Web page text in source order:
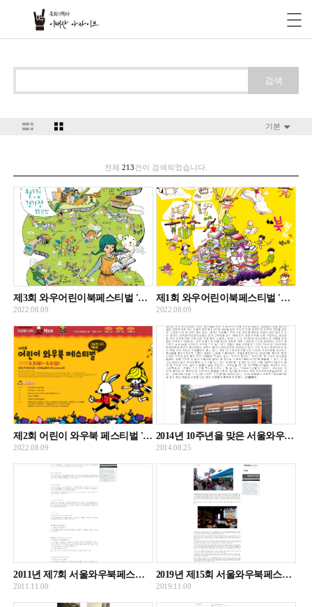
검색
기본
전체 213건이 검색되었습니다.
제3회 와우어린이북페스티벌 '책 한 그릇 뚝딱' 홍보 포스터
2022.08.09
제1회 와우어린이북페스티벌 '북적북적 책 나라' 홍보 포스터
2022.08.09
제2회 어린이 와우북 페스티벌 '이상한 나라 책탐험' 홍보 포스터
2022.08.09
2014년 10주년을 맞은 서울와우북페스티벌 관련 글
2014.08.25
2011년 제7회 서울와우북페스티벌 성료의 내용을 담은 글
2011.11.00
2019년 제15회 서울와우북페스티벌 성료의 내용이 담긴 글
2019.11.00